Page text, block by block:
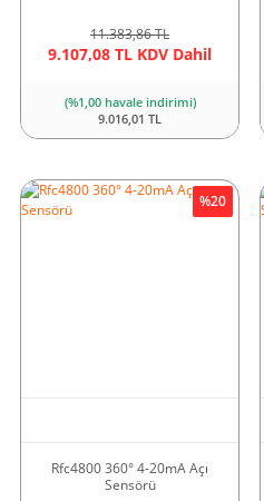
11.383,86 TL
9.107,08 TL KDV Dahil
(%1,00 havale indirimi)
9.016,01 TL
Rfc4800 360° 4-20mA Açı
Sensörü
%20